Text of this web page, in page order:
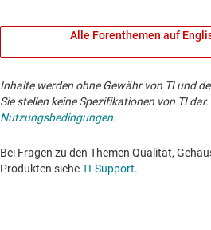
Alle Forenthemen auf
Inhalte werden ohne Gewähr von TI und
Sie stellen keine Spezifikationen von TI dar.
Nutzungsbedingungen.
Bei Fragen zu den Themen Qualität,
Produkten sieheTI-Support. ​​​​​​​​​​​​​​